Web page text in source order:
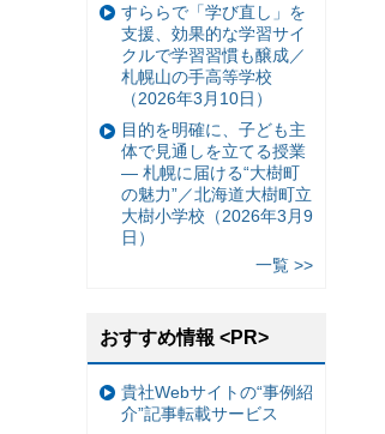
すららで「学び直し」を
支援、効果的な学習サイ
クルで学習習慣も醸成／
札幌山の手高等学校
（2026年3月10日）
目的を明確に、子ども主
体で見通しを立てる授業
— 札幌に届ける“大樹町
の魅力”／北海道大樹町立
大樹小学校（2026年3月9
日）
一覧 >>
おすすめ情報 <PR>
貴社Webサイトの“事例紹
介”記事転載サービス